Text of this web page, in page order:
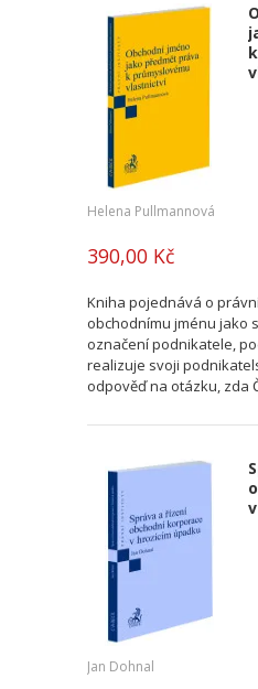
Helena Pullmannová
390,00 Kč
Kniha pojednává o
obchodnímu jménu jako
označení podnikatele,
realizuje svoji
odpověď na otázku, zda
Jan Dohnal